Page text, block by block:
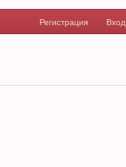
Регистрация Вход